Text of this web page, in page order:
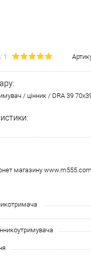
1
/ цінник / DRA 39
магазину